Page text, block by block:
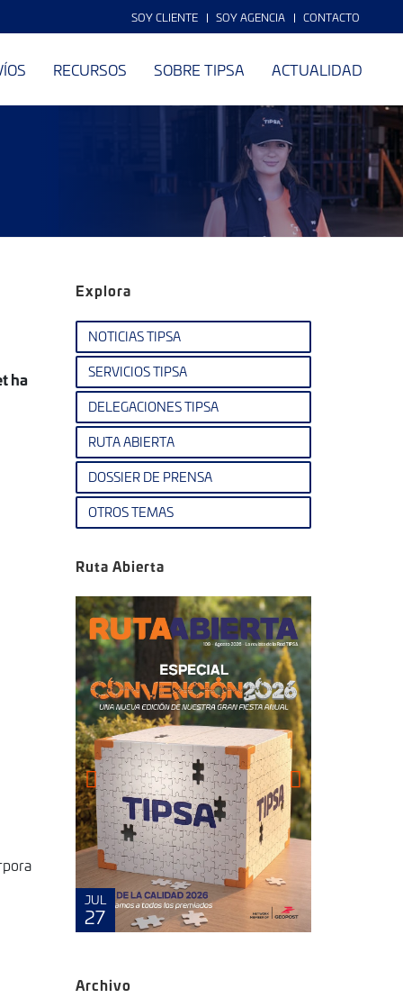
SOY CLIENTE SOY AGENCIA CONTACTO
RECURSOS SOBRE TIPSA ACTUALIDAD
ha
Explora
NOTICIAS TIPSA
SERVICIOS TIPSA
DELEGACIONES TIPSA
RUTA ABIERTA
DOSSIER DE PRENSA
OTROS TEMAS
Ruta Abierta
JUL
27
Archivo